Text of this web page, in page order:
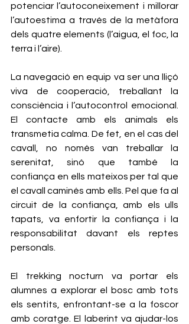
potenciar l’autoconeixement i millorar
l’autoestima a través de la metàfora
dels quatre elements (l’aigua, el foc, la
terra i l’aire).
La navegació en equip va ser una lliçó
viva de cooperació, treballant la
consciència i l’autocontrol emocional.
El contacte amb els animals els
transmetia calma. De fet, en el cas del
cavall, no només van treballar la
serenitat, sinó que també la
confiança en ells mateixos per tal que
el cavall caminés amb ells. Pel que fa al
circuit de la confiança, amb els ulls
tapats, va enfortir la confiança i la
responsabilitat davant els reptes
personals.
El trekking nocturn va portar els
alumnes a explorar el bosc amb tots
els sentits, enfrontant-se a la foscor
amb coratge. El laberint va ajudar-los